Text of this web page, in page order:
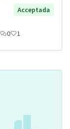
Acceptada
0 1